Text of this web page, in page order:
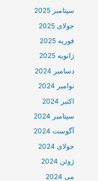
سپتامبر 2025
جولای 2025
فوریه 2025
ژانویه 2025
دسامبر 2024
نوامبر 2024
اکتبر 2024
سپتامبر 2024
آگوست 2024
جولای 2024
ژوئن 2024
می 2024